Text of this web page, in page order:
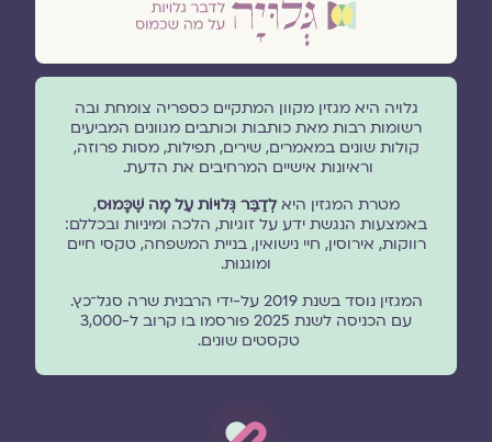
גלויה היא מגזין מקוון המתקיים כספריה צומחת ובה
רשומות רבות מאת כותבות וכותבים מגוונים המביעים
קולות שונים במאמרים, שירים, תפילות, מסות פרוזה,
וראיונות אישיים המרחיבים את הדעת.
מטרת המגזין היאלְדַבֵּר גְּלוּיוֹת עַל מָה שֶׁכָּמוּס,
באמצעות הנגשת ידע על זוגיות, הלכה ומיניות ובכללם:
רווקות, אירוסין, חיי נישואין, בניית המשפחה, טקסי חיים
ומוגנוּת.
המגזין נוסד בשנת 2019 על-ידי הרבנית שרה סגל־כץ.
עם הכניסה לשנת 2025 פורסמו בו קרוב ל-3,000
טקסטים שונים.